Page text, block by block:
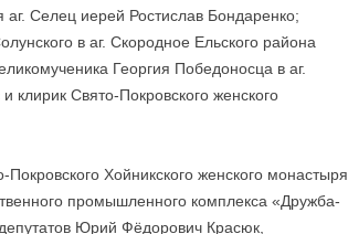
Селец иерей Ростислав Бондаренко;
в аг. Скородное Ельского района
Георгия Победоносца в аг.
клирик Свято-Покровского женского
Хойникского женского монастыря
промышленного комплекса «Дружба-
Юрий Фёдорович Красюк,